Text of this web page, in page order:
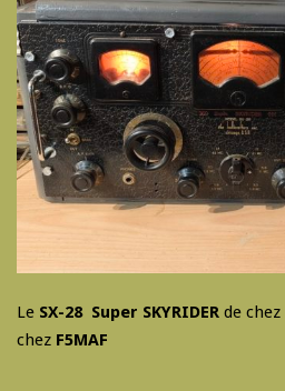
Le SX-28 Super SKYRIDER de chez
chez F5MAF